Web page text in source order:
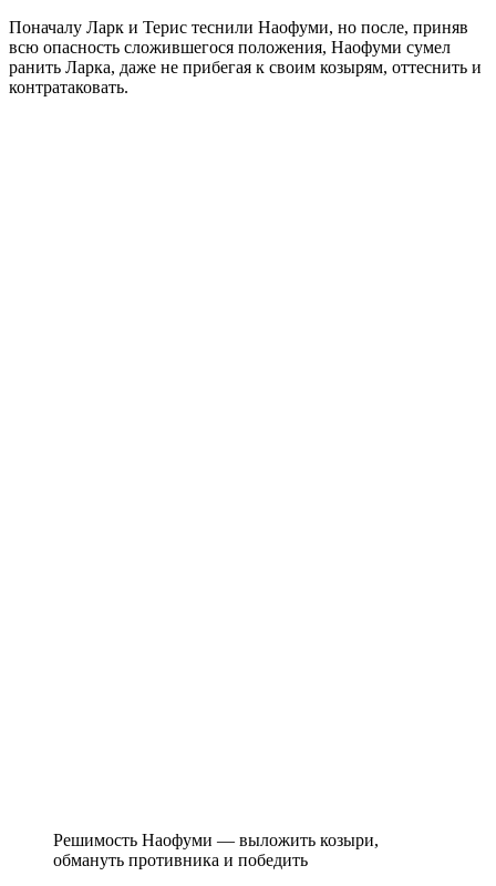
Поначалу Ларк и Терис теснили Наофуми, но после, приняв
всю опасность сложившегося положения, Наофуми сумел
ранить Ларка, даже не прибегая к своим козырям, оттеснить и
контратаковать.
Решимость Наофуми — выложить козыри,
обмануть противника и победить